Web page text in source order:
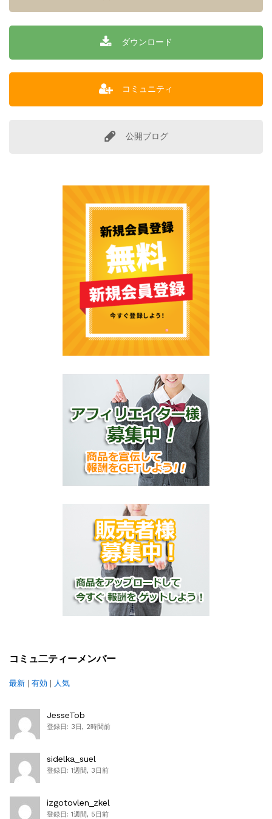
ダウンロード
コミュニティ
公開ブログ
コミュ二ティーメンバー
最新 有効 人気
JesseTob
登録日: 3日, 2時間前
sidelka_suel
登録日: 1週間, 3日前
izgotovlen_zkel
登録日: 1週間, 5日前